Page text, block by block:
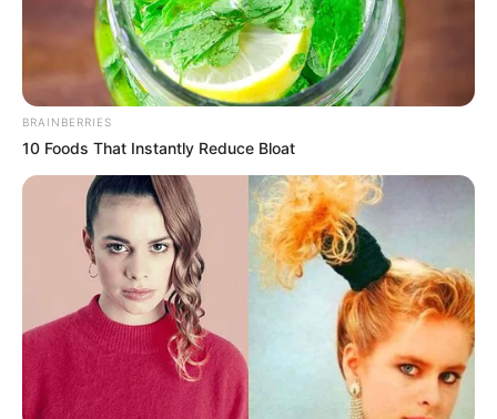
Szerző • April 28, 2026
BRAINBERRIES
10 Foods That Instantly Reduce Bloat